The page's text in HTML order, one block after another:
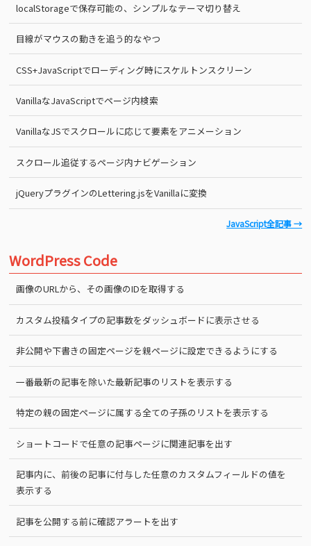
localStorageで保存可能の、シンプルなテーマ切り替え
目線がマウスの動きを追う的なやつ
CSS+JavaScriptでローディング時にスケルトンスクリーン
VanillaなJavaScriptでページ内検索
VanillaなJSでスクロールに応じて要素をアニメーション
スクロール追従するページ内ナビゲーション
jQueryプラグインのLettering.jsをVanillaに変換
JavaScript全記事 →
WordPress Code
画像のURLから、その画像のIDを取得する
カスタム投稿タイプの記事数をダッシュボードに表示させる
非公開や下書きの固定ページを親ページに設定できるようにする
一番最新の記事を除いた最新記事のリストを表示する
特定の親の固定ページに属する全ての子孫のリストを表示する
ショートコードで任意の記事ページに関連記事を出す
記事内に、前後の記事に付与した任意のカスタムフィールドの値を
表示する
記事を公開する前に確認アラートを出す